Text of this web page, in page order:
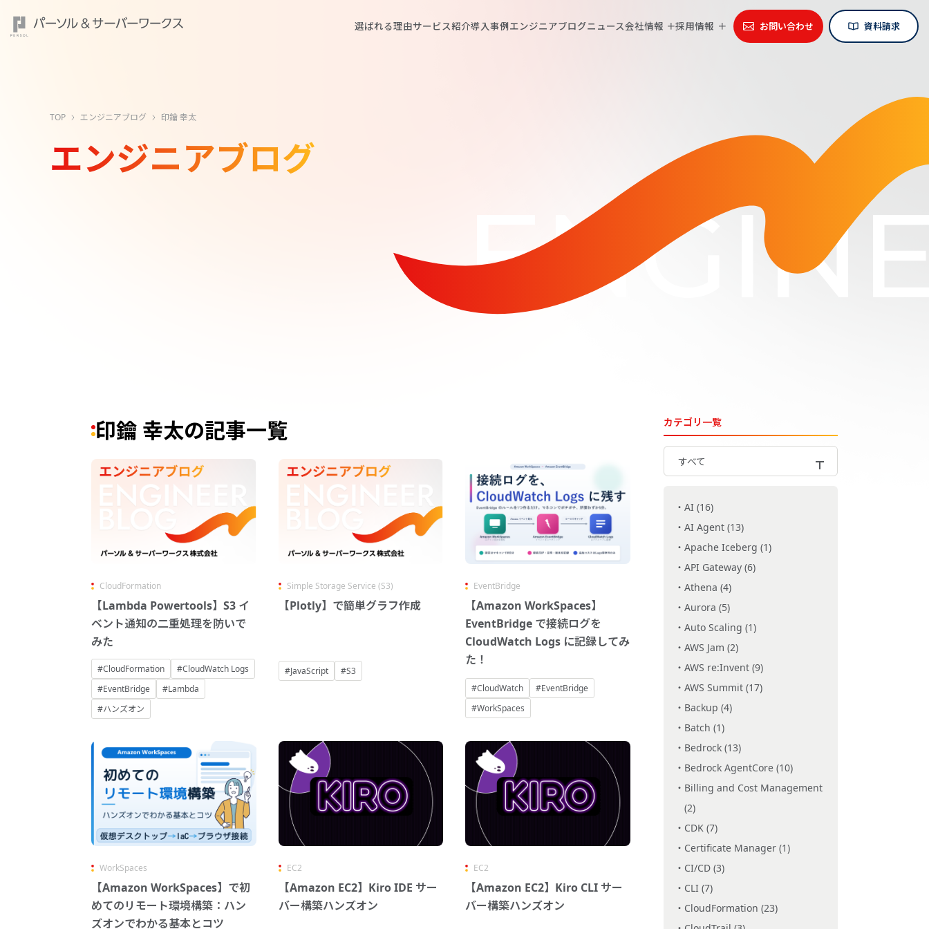
選ばれる理由サービス紹介導入事例エンジニアブログニュース会社情報 採用情報 お問い合わせ 資料請求
TOP エンジニアブログ 印鑰 幸太
エンジニアブログ
印鑰 幸太の記事一覧
CloudFormation
【Lambda Powertools】S3 イ
ベント通知の二重処理を防いで
みた
#CloudFormation
#CloudWatch Logs
#EventBridge
#Lambda
#ハンズオン
Simple Storage Service (S3)
【Plotly】で簡単グラフ作成
#JavaScript #S3
EventBridge
【Amazon WorkSpaces】
EventBridge で接続ログを
CloudWatch Logs に記録してみ
た！
#CloudWatch
#EventBridge
#WorkSpaces
WorkSpaces
【Amazon WorkSpaces】で初
めてのリモート環境構築：ハン
ズオンでわかる基本とコツ
EC2
【Amazon EC2】Kiro IDE サー
バー構築ハンズオン
EC2
【Amazon EC2】Kiro CLI サー
バー構築ハンズオン
カテゴリ一覧
すべて
AI (16)
AI Agent (13)
Apache Iceberg (1)
API Gateway (6)
Athena (4)
Aurora (5)
Auto Scaling (1)
AWS Jam (2)
AWS re:Invent (9)
AWS Summit (17)
Backup (4)
Batch (1)
Bedrock (13)
Bedrock AgentCore (10)
Billing and Cost Management
(2)
CDK (7)
Certificate Manager (1)
CI/CD (3)
CLI (7)
CloudFormation (23)